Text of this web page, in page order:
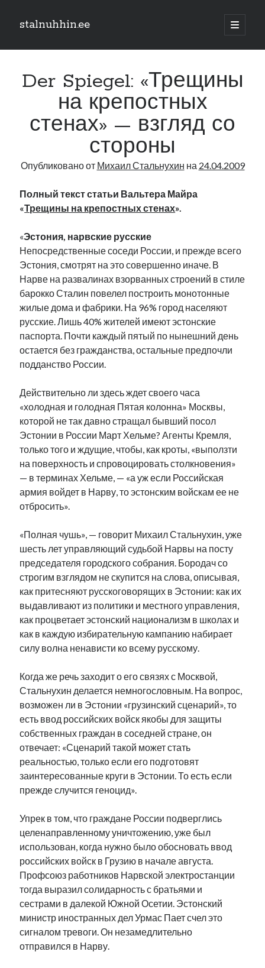
stalnuhhin.ee
отрыть
Боковая
Поиск
Рубрики
Интервью
Нарва и северо-восток
Парламент и правительство
Экономика
Эстония и Россия
Метки
radio narva takinada андрус ансип
ансиппиада безработица видео война
в поисках здравого смысла выборы высказывание
евросоюз интервью история кабинетные истории
книга нарва
нацменьшинства образование обучение эстонскому
памятники
рийгикогу россия русский роман
русскоязычное образование сми ссср
стенограмма
т.х. ильвес танк фотоотчет экономика экономика эстонии
эстония эстонский язык
Отзывы и предложения по блогу:
anton.stalnuhhin@gmail.com
Der Spiegel: «Трещины
на крепостных
стенах» — взгляд со
стороны
Опубликовано от Михаил Стальнухин на 24.04.2009
Полный текст статьи Вальтера Майра
«Трещины на крепостных стенах».
«Эстония, нарвские русские
Непосредственные соседи России, и прежде всего
Эстония, смотрят на это совершенно иначе. В
Нарве на развалинах взорванных строений в стиле
барокко Сталин повелел построить монотонные
жилые дома и фабрики. На 96% город населяют
русские. Лишь 40% жителей имеют эстонские
паспорта. Почти каждый пятый по нынешний день
остается без гражданства, остальные предпочли
подданство России.
Действительно ли здесь ждет своего часа
«холодная и голодная Пятая колонна» Москвы,
которой не так давно стращал бывший посол
Эстонии в России Март Хельме? Агенты Кремля,
только того и ждущие, чтобы, как кроты, «выползти
на поверхность и спровоцировать столкновения»
— в терминах Хельме, — «а уж если Российская
армия войдет в Нарву, то эстонским войскам ее не
отбросить».
«Полная чушь», — говорит Михаил Стальнухин, уже
шесть лет управляющий судьбой Нарвы на посту
председателя городского собрания. Бородач со
строгим взглядом не скупится на слова, описывая,
как притесняют русскоговорящих в Эстонии: как их
выдавливают из политики и местного управления,
как процветает эстонский национализм в школах и
как в каждую избирательную кампанию набирает
силу волна ненависти ко всему русскому.
Когда же речь заходит о его связях с Москвой,
Стальнухин делается немногословным. На вопрос,
возможен ли в Эстонии «грузинский сценарий», то
есть ввод российских войск якобы для защиты
собственных граждан в соседней стране, он
отвечает: «Сценарий такой может стать
реальностью, только если его подготовят
заинтересованные круги в Эстонии. То есть если
прежде случится геноцид».
Упрек в том, что граждане России подверглись
целенаправленному уничтожению, уже был
использован, когда нужно было обосновать ввод
российских войск в Грузию в начале августа.
Профсоюз работников Нарвской электростанции
тогда выразил солидарность с братьями и
сестрами в далекой Южной Осетии. Эстонский
министр иностранных дел Урмас Пает счел это
сигналом тревоги. Он незамедлительно
отправился в Нарву.